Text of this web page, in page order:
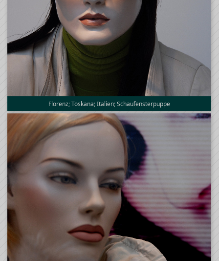
Florenz; Toskana; Italien; Schaufensterpuppe